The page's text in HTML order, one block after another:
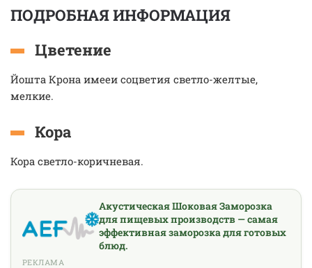
ПОДРОБНАЯ ИНФОРМАЦИЯ
Цветение
Йошта Крона имееи соцветия светло-желтые,
мелкие.
Кора
Кора светло-коричневая.
Акустическая Шоковая Заморозка
для пищевых производств — самая
эффективная заморозка для готовых
блюд.
РЕКЛАМА